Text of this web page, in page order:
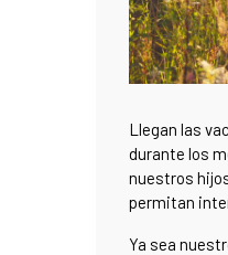
Llegan las
durante los
nuestros
permitan
Ya sea